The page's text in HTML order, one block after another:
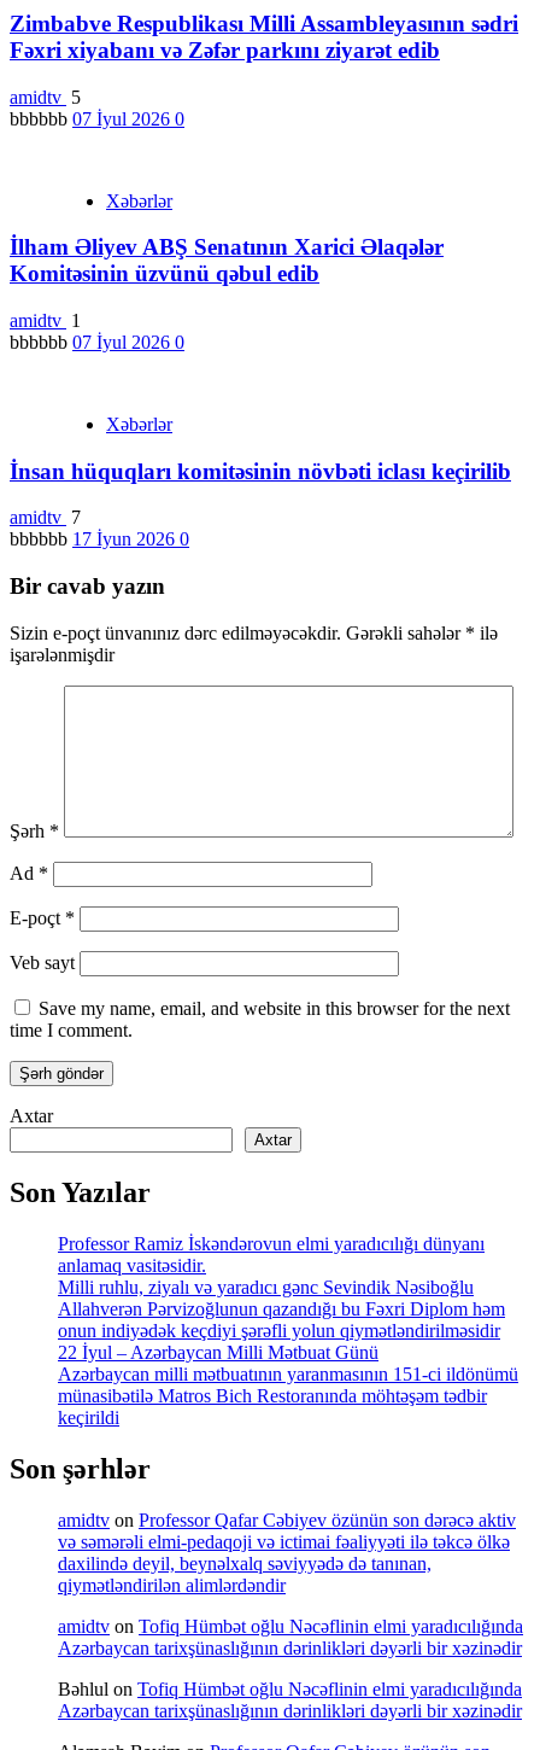
Zimbabve Respublikası Milli Assambleyasının sədri
Fəxri xiyabanı və Zəfər parkını ziyarət edib
amidtv 5
bbbbbb 07 İyul 2026 0
Xəbərlər
İlham Əliyev ABŞ Senatının Xarici Əlaqələr
Komitəsinin üzvünü qəbul edib
amidtv 1
bbbbbb 07 İyul 2026 0
Xəbərlər
İnsan hüquqları komitəsinin növbəti iclası keçirilib
amidtv 7
bbbbbb 17 İyun 2026 0
Bir cavab yazın
Sizin e-poçt ünvanınız dərc edilməyəcəkdir. Gərəkli sahələr * ilə
işarələnmişdir
Şərh *
Ad *
E-poçt *
Veb sayt
Save my name, email, and website in this browser for the next
time I comment.
Axtar
Axtar
Son Yazılar
Professor Ramiz İskəndərovun elmi yaradıcılığı dünyanı
anlamaq vasitəsidir.
Milli ruhlu, ziyalı və yaradıcı gənc Sevindik Nəsiboğlu
Allahverən Pərvizoğlunun qazandığı bu Fəxri Diplom həm
onun indiyədək keçdiyi şərəfli yolun qiymətləndirilməsidir
22 İyul – Azərbaycan Milli Mətbuat Günü
Azərbaycan milli mətbuatının yaranmasının 151-ci ildönümü
münasibətilə Matros Bich Restoranında möhtəşəm tədbir
keçirildi
Son şərhlər
amidtv on Professor Qafar Cəbiyev özünün son dərəcə aktiv
və səmərəli elmi-pedaqoji və ictimai fəaliyyəti ilə təkcə ölkə
daxilində deyil, beynəlxalq səviyyədə də tanınan,
qiymətləndirilən alimlərdəndir
amidtv on Tofiq Hümbət oğlu Nəcəflinin elmi yaradıcılığında
Azərbaycan tarixşünaslığının dərinlikləri dəyərli bir xəzinədir
Bəhlul on Tofiq Hümbət oğlu Nəcəflinin elmi yaradıcılığında
Azərbaycan tarixşünaslığının dərinlikləri dəyərli bir xəzinədir